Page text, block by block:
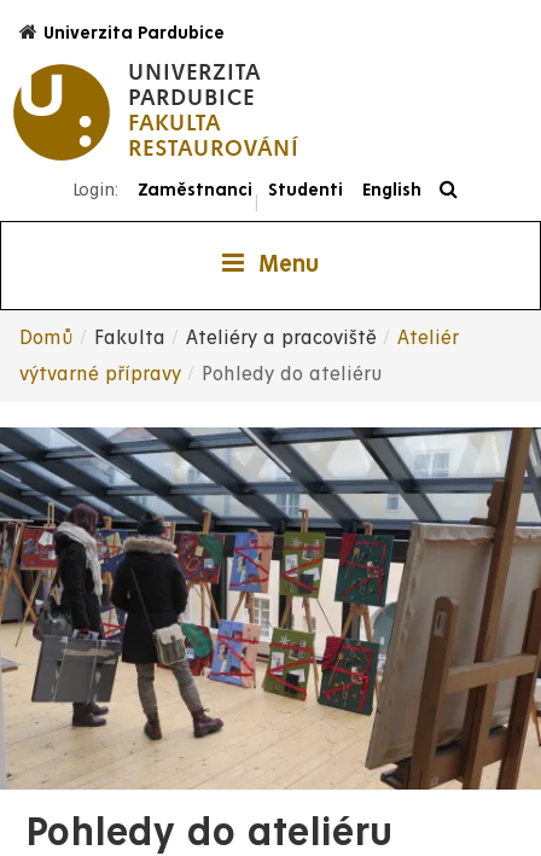
hlavnímu
obsahu
UNIVERZITA
PARDUBICE
FAKULTA
RESTAUROVÁNÍ
Univerzita Pardubice
Login: Zaměstnanci
|
Studenti English
Menu
Drobečková
navigace
Domů Fakulta Ateliéry a pracoviště
Ateliér
výtvarné přípravy
Pohledy do ateliéru
Pohledy do ateliéru